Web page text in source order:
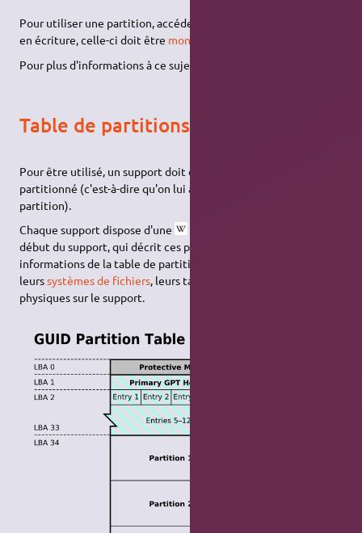
Pour utiliser une partition, accéder à son contenu en lecture ou
en écriture, celle-ci doit être montée
Pour plus d'informations à ce sujet, voir la page
Table de partitions
Pour être utilisé, un support doit donc impérativement être
partitionné (c'est-à-dire qu'on lui attribue au moins une
partition).
Chaque support dispose d'une
début du support, qui décrit ces partitions. Parmi les
informations de la table de partitions, on retrouve entre autres
leurssystèmes de fichiers, leurs tailles, et leurs positions
physiques sur le support.